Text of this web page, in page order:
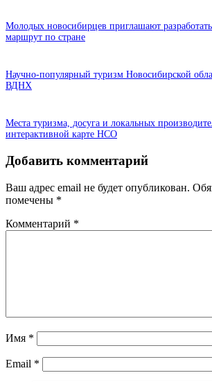
Молодых новосибирцев приглашают
маршрут по стране
Научно-популярный туризм Новосибирской
ВДНХ
Места туризма, досуга и локальных
интерактивной карте НСО
Добавить комментарий
Ваш адрес email не будет опубликован.
помечены *
Комментарий *
Имя *
Email *